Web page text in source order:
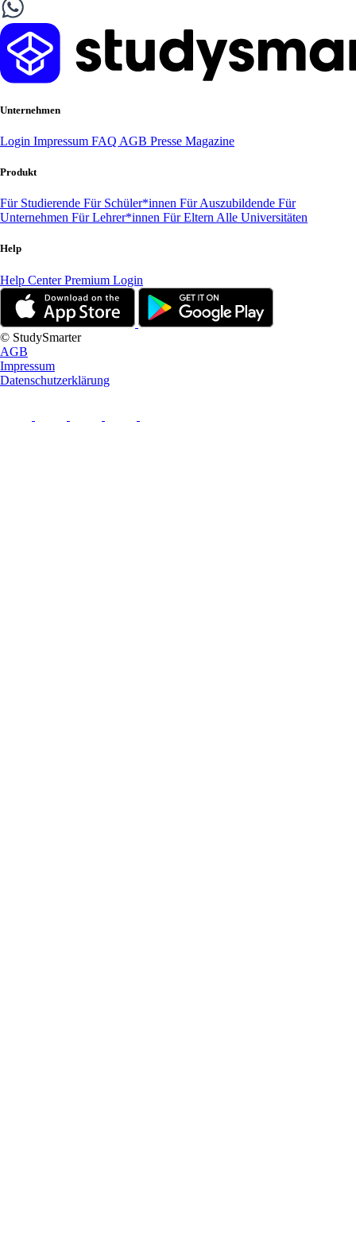
Unternehmen
Login Impressum FAQ AGB Presse Magazine
Produkt
Für Studierende Für Schüler*innen Für Auszubildende Für
Unternehmen Für Lehrer*innen Für Eltern Alle Universitäten
Help
Help CenterPremium Login
© StudySmarter
AGB
Impressum
Datenschutzerklärung